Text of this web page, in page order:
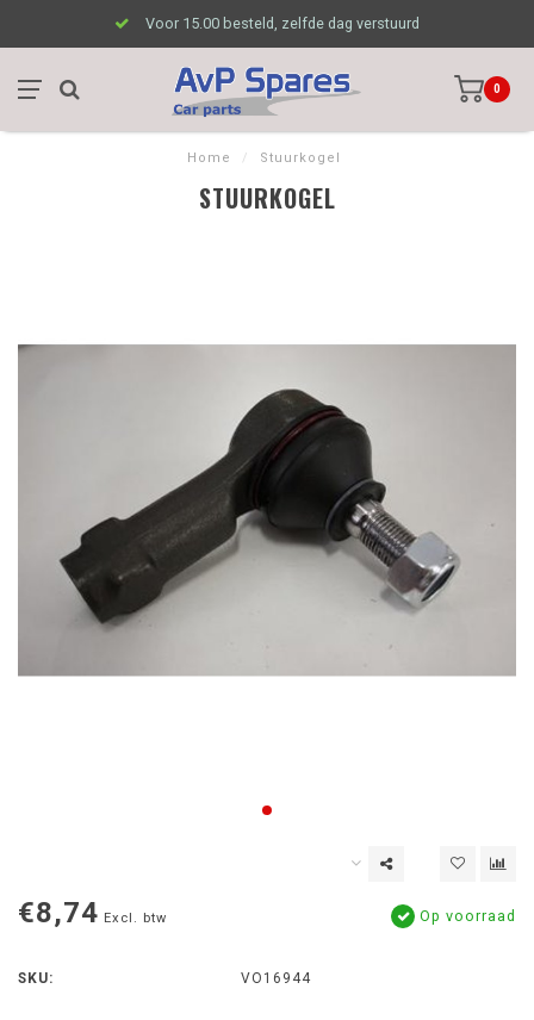
Voor 15.00 besteld, zelfde dag verstuurd
0
Home / Stuurkogel
STUURKOGEL
€8,74 Excl. btw Op voorraad
SKU: VO16944